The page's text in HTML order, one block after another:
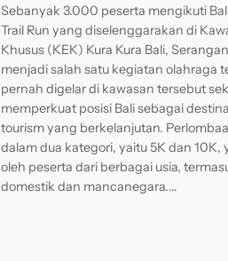
Sebanyak 3.000 peserta mengikuti
Trail Run yang diselenggarakan di
Khusus (KEK) Kura Kura Bali,
menjadi salah satu kegiatan olahraga
pernah digelar di kawasan tersebut
memperkuat posisi Bali sebagai
tourism yang berkelanjutan.
dalam dua kategori, yaitu 5K dan 10K,
oleh peserta dari berbagai usia,
domestik dan mancanegara.…